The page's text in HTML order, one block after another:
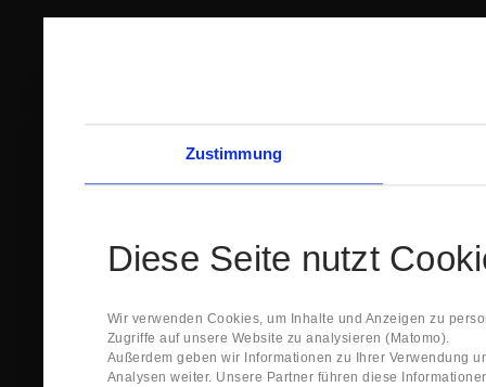
Zustimmung
Diese Seite nutzt
Wir verwenden Cookies, um Inhalte und Anzeigen zu
Zugriffe auf unsere Website zu analysieren (Matomo).
Außerdem geben wir Informationen zu Ihrer Verwendung
Analysen weiter. Unsere Partner führen diese